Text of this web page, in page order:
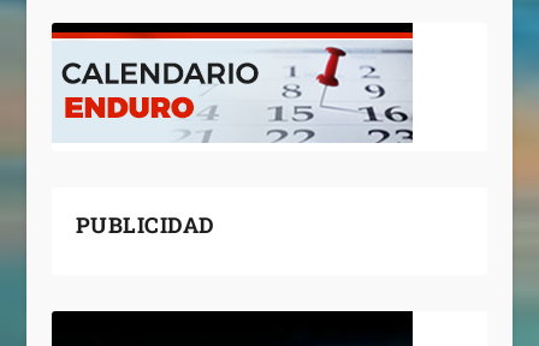
PUBLICIDAD